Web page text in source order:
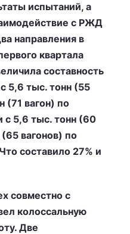
испытаний, а
с РЖД
направления в
квартала
составность
5,6 тыс. тонн (55
(71 вагон) по
с 5,6 тыс. тонн (60
вагонов) по
составило 27% и
совместно с
колоссальную
Две